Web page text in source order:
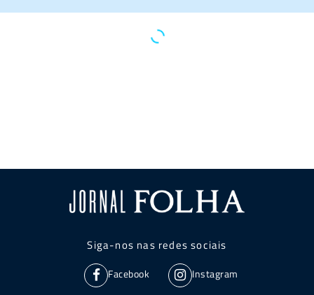
Siga-nos nas redes sociais
Facebook Instagram